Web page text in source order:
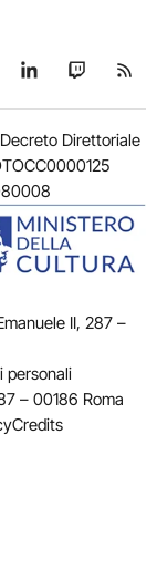
Telegram
su TikTok
Seguici su
Seguici
Direttoriale
II, 287 –
personali
– 00186 Roma
Credits